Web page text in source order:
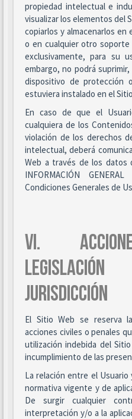
propiedad intelectual e
visualizar los elementos del
copiarlos y almacenarlos
o en cualquier otro
exclusivamente, para su
embargo, no podrá
dispositivo de protección
estuviera instalado en el
En caso de que el
cualquiera de los
violación de los derechos
intelectual, deberá
Web a través de los datos
INFORMACIÓN
Condiciones Generales de
VI.
JURISDICCIÓN
El Sitio Web se reserva
acciones civiles o penales
utilización indebida del
incumplimiento de las
La relación entre el Usuario
normativa vigente y de
De surgir cualquier
interpretación y/o a la